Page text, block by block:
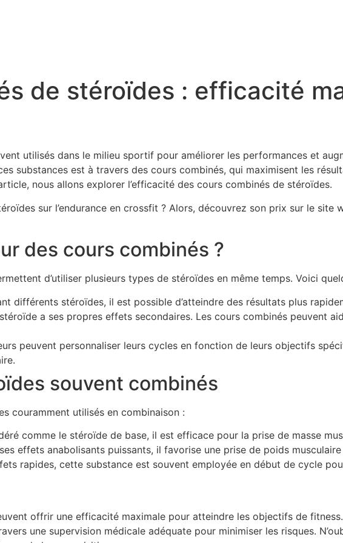
de stéroïdes : efficacité
utilisés dans le milieu sportif pour améliorer les performances et
substances est à travers des cours combinés, qui maximisent les
nous allons explorer l’efficacité des cours combinés de stéroïdes.
sur l’endurance en crossfit ? Alors, découvrez son prix sur le site
des cours combinés ?
d’utiliser plusieurs types de stéroïdes en même temps. Voici
différents stéroïdes, il est possible d’atteindre des résultats plus
a ses propres effets secondaires. Les cours combinés peuvent
peuvent personnaliser leurs cycles en fonction de leurs objectifs
souvent combinés
couramment utilisés en combinaison :
comme le stéroïde de base, il est efficace pour la prise de masse
effets anabolisants puissants, il favorise une prise de poids
rapides, cette substance est souvent employée en début de cycle
offrir une efficacité maximale pour atteindre les objectifs de
une supervision médicale adéquate pour minimiser les risques.